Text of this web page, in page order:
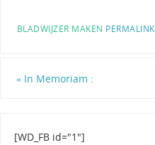
BLADWIJZER MAKEN PERMALINK
«In Memoriam :
[WD_FB id="1"]